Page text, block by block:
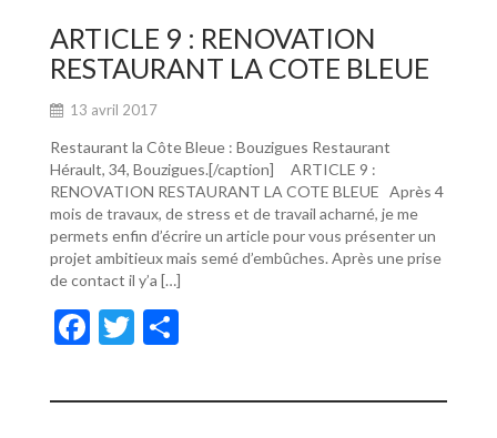
o
o
k
er
ARTICLE 9 : RENOVATION
RESTAURANT LA COTE BLEUE
13 avril 2017
Restaurant la Côte Bleue : Bouzigues Restaurant
Hérault, 34, Bouzigues.[/caption] ARTICLE 9 :
RENOVATION RESTAURANT LA COTE BLEUE Après 4
mois de travaux, de stress et de travail acharné, je me
permets enfin d’écrire un article pour vous présenter un
projet ambitieux mais semé d’embûches. Après une prise
de contact il y’a […]
F
e
T
itt ta